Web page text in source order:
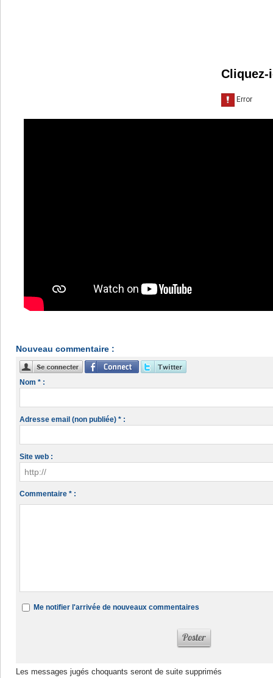
Nouveau commentaire :
Nom * :
Adresse email (non publiée) * :
Site web :
Commentaire * :
Me notifier l'arrivée de nouveaux commentaires
Les messages jugés choquants seront de suite supprimés